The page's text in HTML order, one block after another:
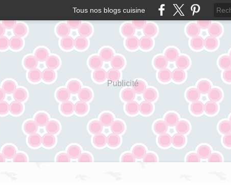
Tous nos blogs cuisine
Publicité